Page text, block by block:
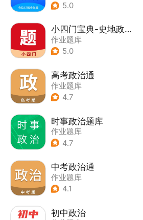
5.0
小四门宝典-史地政生刷题神器
作业题库
5.0
高考政治通
作业题库
4.7
时事政治题库
作业题库
4.7
中考政治通
作业题库
4.1
初中政治